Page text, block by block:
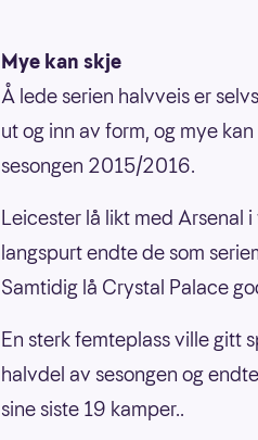
Mye kan skje
Å lede serien halvveis er
ut og inn av form, og mye
sesongen 2015/2016.
Leicester lå likt med Arsenal
langspurt endte de som
Samtidig lå Crystal Palace
En sterk femteplass ville gitt
halvdel av sesongen og
sine siste 19 kamper..